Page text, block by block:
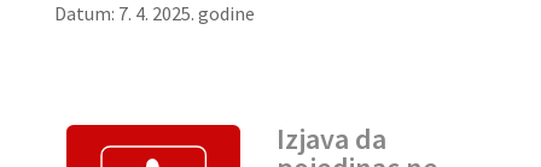
Datum: 7. 4. 2025. godine
Izjava da